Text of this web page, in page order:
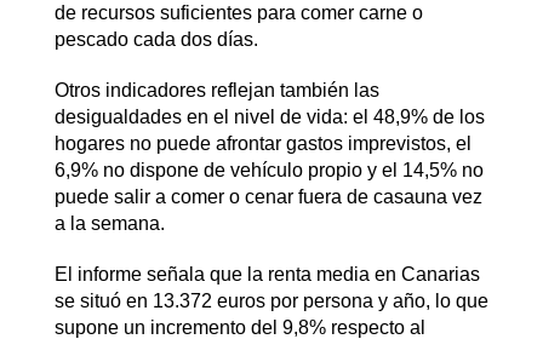
de recursos suficientes para comer carne o
pescado cada dos días.
Otros indicadores reflejan también las
desigualdades en el nivel de vida: el 48,9% de los
hogares no puede afrontar gastos imprevistos, el
6,9% no dispone de vehículo propio y el 14,5% no
puede salir a comer o cenar fuera de casauna vez
a la semana.
El informe señala que la renta media en Canarias
se situó en 13.372 euros por persona y año, lo que
supone un incremento del 9,8% respecto al